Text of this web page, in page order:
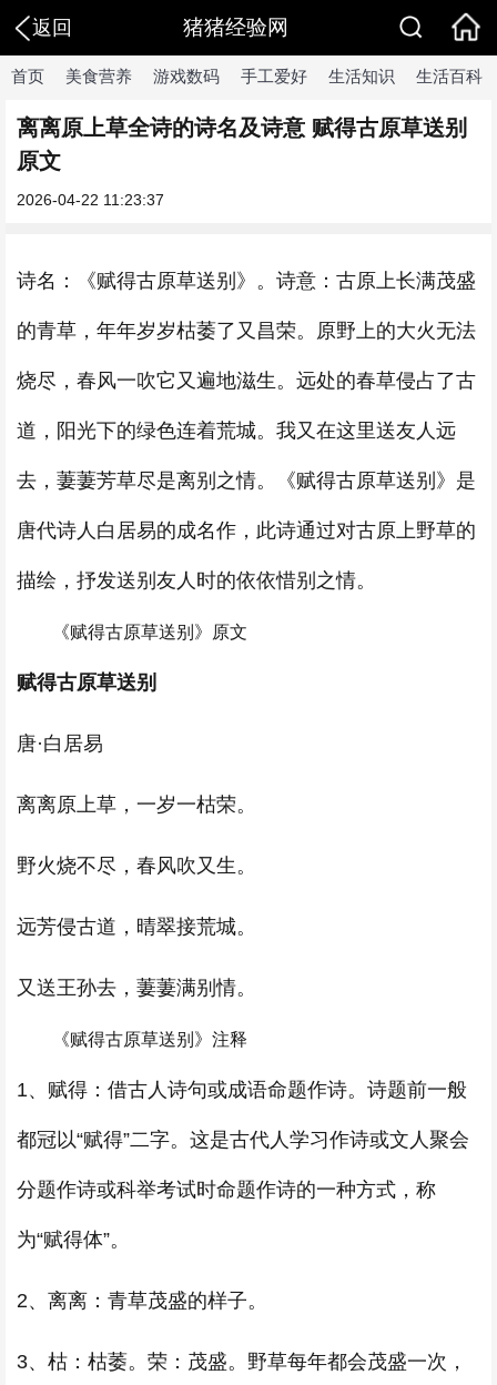
返回 猪猪经验网
首页 美食营养 游戏数码 手工爱好 生活知识 生活百科
离离原上草全诗的诗名及诗意 赋得古原草送别
原文
2026-04-22 11:23:37
诗名：《赋得古原草送别》。诗意：古原上长满茂盛
的青草，年年岁岁枯萎了又昌荣。原野上的大火无法
烧尽，春风一吹它又遍地滋生。远处的春草侵占了古
道，阳光下的绿色连着荒城。我又在这里送友人远
去，萋萋芳草尽是离别之情。《赋得古原草送别》是
唐代诗人白居易的成名作，此诗通过对古原上野草的
描绘，抒发送别友人时的依依惜别之情。
《赋得古原草送别》原文
赋得古原草送别
唐·白居易
离离原上草，一岁一枯荣。
野火烧不尽，春风吹又生。
远芳侵古道，晴翠接荒城。
又送王孙去，萋萋满别情。
《赋得古原草送别》注释
1、赋得：借古人诗句或成语命题作诗。诗题前一般
都冠以“赋得”二字。这是古代人学习作诗或文人聚会
分题作诗或科举考试时命题作诗的一种方式，称
为“赋得体”。
2、离离：青草茂盛的样子。
3、枯：枯萎。荣：茂盛。野草每年都会茂盛一次，